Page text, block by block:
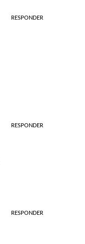
RESPONDER
RESPONDER
RESPONDER